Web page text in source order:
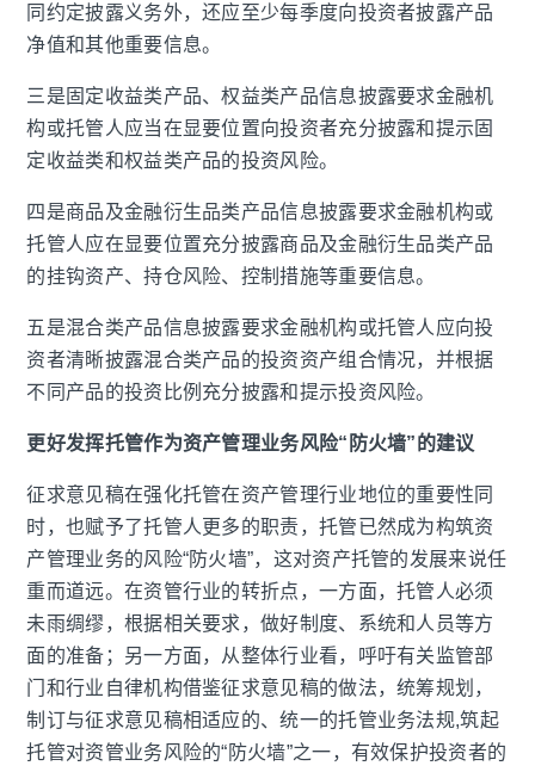
同约定披露义务外，还应至少每季度向投资者披露产品
净值和其他重要信息。
三是固定收益类产品、权益类产品信息披露要求金融机
构或托管人应当在显要位置向投资者充分披露和提示固
定收益类和权益类产品的投资风险。
四是商品及金融衍生品类产品信息披露要求金融机构或
托管人应在显要位置充分披露商品及金融衍生品类产品
的挂钩资产、持仓风险、控制措施等重要信息。
五是混合类产品信息披露要求金融机构或托管人应向投
资者清晰披露混合类产品的投资资产组合情况，并根据
不同产品的投资比例充分披露和提示投资风险。
更好发挥托管作为资产管理业务风险“防火墙”的建议
征求意见稿在强化托管在资产管理行业地位的重要性同
时，也赋予了托管人更多的职责，托管已然成为构筑资
产管理业务的风险“防火墙”，这对资产托管的发展来说任
重而道远。在资管行业的转折点，一方面，托管人必须
未雨绸缪，根据相关要求，做好制度、系统和人员等方
面的准备；另一方面，从整体行业看，呼吁有关监管部
门和行业自律机构借鉴征求意见稿的做法，统筹规划，
制订与征求意见稿相适应的、统一的托管业务法规,筑起
托管对资管业务风险的“防火墙”之一，有效保护投资者的